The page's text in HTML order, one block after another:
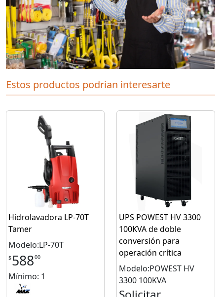
Estos productos podrian interesarte
Hidrolavadora LP-70T
Tamer
Modelo:LP-70T
$58800
Mínimo: 1
UPS POWEST HV 3300
100KVA de doble
conversión para
operación crítica
Modelo:POWEST HV
3300 100KVA